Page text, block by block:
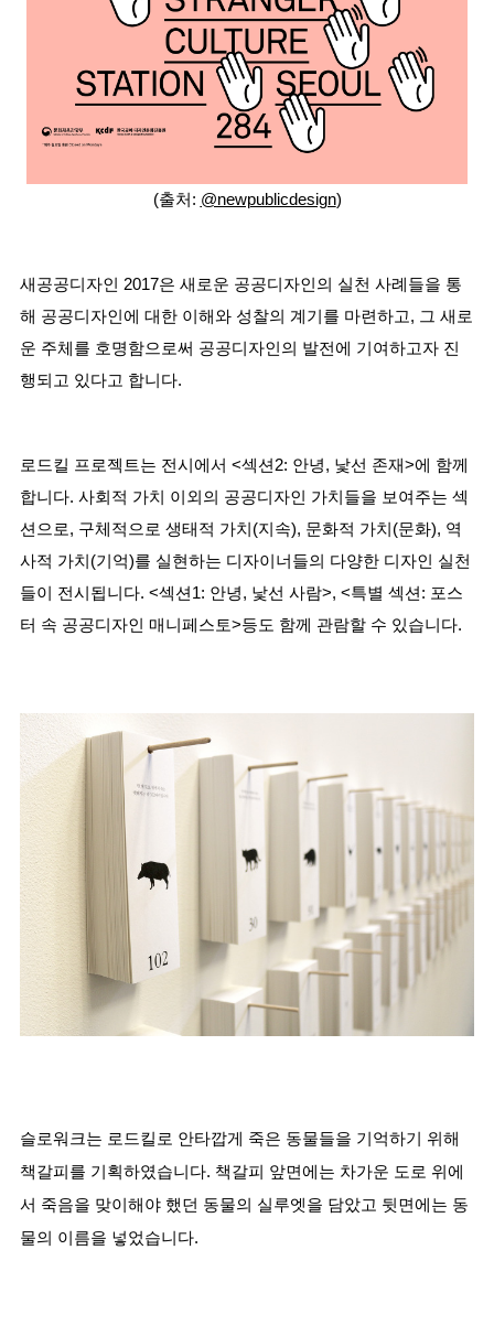
(출처: @newpublicdesign)
새공공디자인 2017은 새로운 공공디자인의 실천 사례들을 통
해 공공디자인에 대한 이해와 성찰의 계기를 마련하고, 그 새로
운 주체를 호명함으로써 공공디자인의 발전에 기여하고자 진
행되고 있다고 합니다.
로드킬 프로젝트는 전시에서 <섹션2: 안녕, 낯선 존재>에 함께
합니다. 사회적 가치 이외의 공공디자인 가치들을 보여주는 섹
션으로, 구체적으로 생태적 가치(지속), 문화적 가치(문화), 역
사적 가치(기억)를 실현하는 디자이너들의 다양한 디자인 실천
들이 전시됩니다. <섹션1: 안녕, 낯선 사람>, <특별 섹션: 포스
터 속 공공디자인 매니페스토>등도 함께 관람할 수 있습니다.
슬로워크는 로드킬로 안타깝게 죽은 동물들을 기억하기 위해
책갈피를 기획하였습니다. 책갈피 앞면에는 차가운 도로 위에
서 죽음을 맞이해야 했던 동물의 실루엣을 담았고 뒷면에는 동
물의 이름을 넣었습니다.